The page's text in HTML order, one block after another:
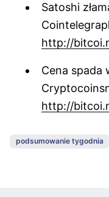
Satoshi
http://
Cena spada
http://
podsumowanie tygodnia